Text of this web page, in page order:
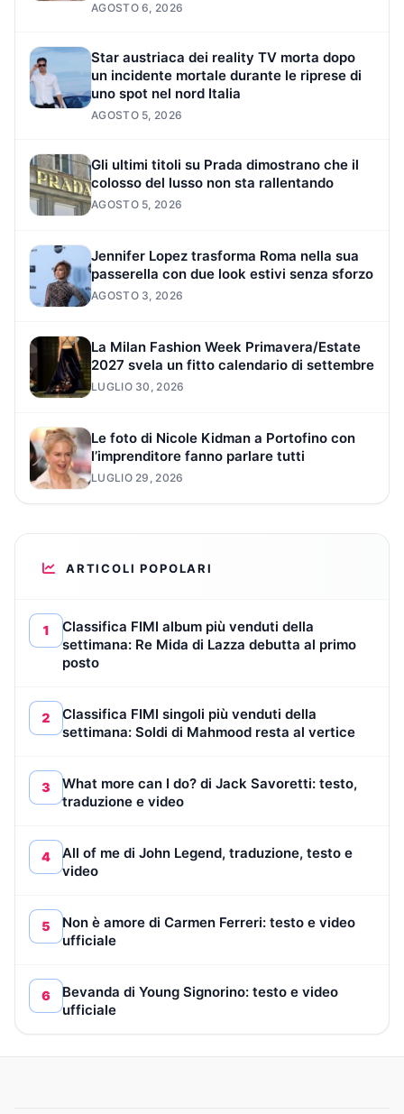
AGOSTO 6, 2026
Star austriaca dei reality TV morta dopo
un incidente mortale durante le riprese di
uno spot nel nord Italia
AGOSTO 5, 2026
Gli ultimi titoli su Prada dimostrano che il
colosso del lusso non sta rallentando
AGOSTO 5, 2026
Jennifer Lopez trasforma Roma nella sua
passerella con due look estivi senza sforzo
AGOSTO 3, 2026
La Milan Fashion Week Primavera/Estate
2027 svela un fitto calendario di settembre
LUGLIO 30, 2026
Le foto di Nicole Kidman a Portofino con
l’imprenditore fanno parlare tutti
LUGLIO 29, 2026
ARTICOLI POPOLARI
1
Classifica FIMI album più venduti della
settimana: Re Mida di Lazza debutta al primo
posto
2
Classifica FIMI singoli più venduti della
settimana: Soldi di Mahmood resta al vertice
3
What more can I do? di Jack Savoretti: testo,
traduzione e video
4
All of me di John Legend, traduzione, testo e
video
5
Non è amore di Carmen Ferreri: testo e video
ufficiale
6
Bevanda di Young Signorino: testo e video
ufficiale